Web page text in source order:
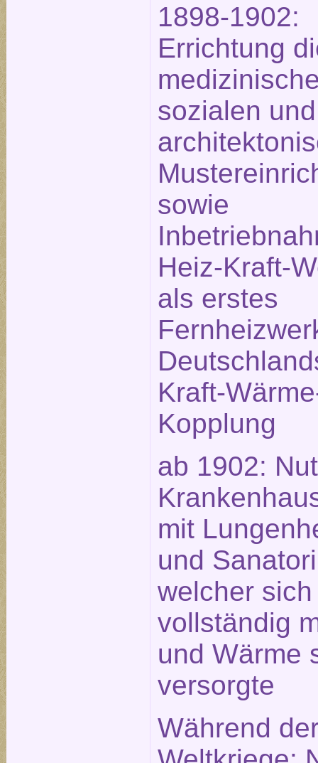
1898-1902:
Errichtung
sozialen und
sowie
Heiz-Kraft-
als erstes
Kraft-
Kopplung
ab 1902:
mit
und
welcher sich
vollständig
und Wärme
versorgte
Während